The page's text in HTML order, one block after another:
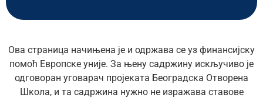
Ова страница начињена је и одржава се уз финансијску
помоћ Европске уније. За њену садржину искључиво је
одговоран уговарач пројеката Београдска Отворена
Школа, и та садржина нужно не изражава ставове